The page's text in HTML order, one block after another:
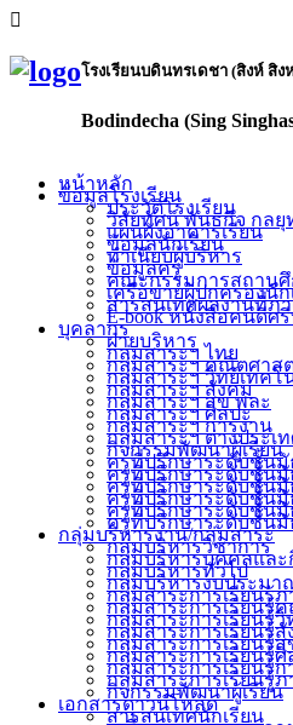
โรงเรียนบดินทรเดชา (สิงห์ สิ
Bodindecha (Sing
หน้าหลัก
ข้อมูลโรงเรียน
ประวัติโรงเรียน
วิสัยทัศน์ พันธกิจ กลยุ
แผนผังอาคารเรียน
ข้อมูลนักเรียน
ทำเนียบผู้บริหาร
ข้อมูลครู
คณะกรรมการสถานศึ
เครือข่ายผู้ปกครองนัก
สารสนเทศผลงานที่ภ
E-book หนังสือคนดีศ
บุคลากร
ฝ่ายบริหาร
กลุ่มสาระฯ ไทย
กลุ่มสาระฯ คณิตศาส
กลุ่มสาระฯ วิทย์เทคโ
กลุ่มสาระฯ สังคม
กลุ่มสาระฯ สุข พละ
กลุ่มสาระฯ ศิลปะ
กลุ่มสาระฯ การงาน
กลุ่มสาระฯ ต่างประเ
กิจกรรมพัฒนาผู้เรียน
ครูที่ปรึกษาระดับชั้นมั
ครูที่ปรึกษาระดับชั้น
ครูที่ปรึกษาระดับชั้น
ครูที่ปรึกษาระดับชั้น
ครูที่ปรึกษาระดับชั้น
ครูที่ปรึกษาระดับชั้น
กลุ่มบริหารงาน/กลุ่มสาระ
กลุ่มบริหารวิชาการ
กลุ่มบริหารบุคคลและ
กลุ่มบริหารทั่วไป
กลุ่มบริหารงบประมา
กลุ่มสาระการเรียนรู้ภ
กลุ่มสาระการเรียนรู้
กลุ่มสาระการเรียนรู้
กลุ่มสาระการเรียนรู้
กลุ่มสาระการเรียนรู้
กลุ่มสาระการเรียนรู้ศิ
กลุ่มสาระการเรียนรู้
กลุ่มสาระการเรียนรู้ภ
กิจกรรมพัฒนาผู้เรียน
เอกสารดาวน์โหลด
สารสนเทศนักเรียน